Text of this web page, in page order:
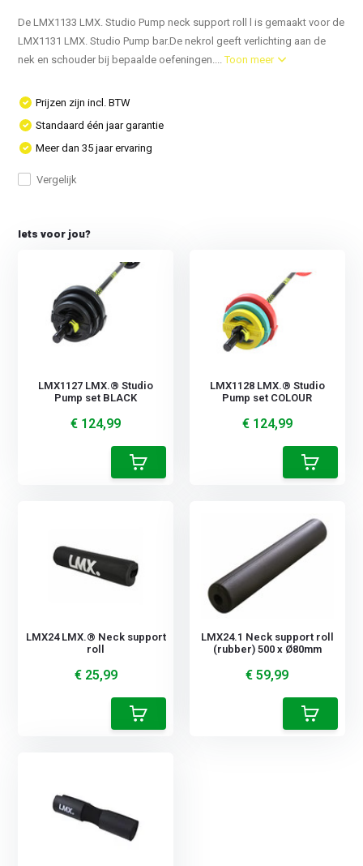
De LMX1133 LMX. Studio Pump neck support roll l is gemaakt voor de
LMX1131 LMX. Studio Pump bar.De nekrol geeft verlichting aan de
nek en schouder bij bepaalde oefeningen....Toon meer
Prijzen zijn incl. BTW
Standaard één jaar garantie
Meer dan 35 jaar ervaring
Vergelijk
Iets voor jou?
LMX1127 LMX.® Studio
Pump set BLACK
€ 124,99
LMX1128 LMX.® Studio
Pump set COLOUR
€ 124,99
LMX24 LMX.® Neck support
roll
€ 25,99
LMX24.1 Neck support roll
(rubber) 500 x Ø80mm
€ 59,99